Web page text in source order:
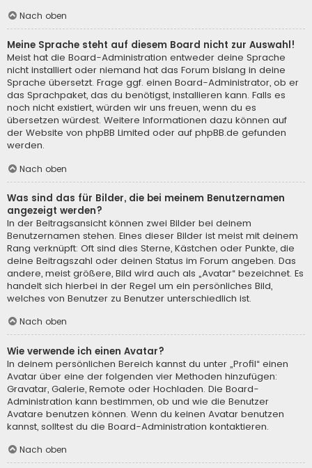
Nach oben
Meine Sprache steht auf diesem Board nicht zur Auswahl!
Meist hat die Board-Administration entweder deine Sprache
nicht installiert oder niemand hat das Forum bislang in deine
Sprache übersetzt. Frage ggf. einen Board-Administrator, ob er
das Sprachpaket, das du benötigst, installieren kann. Falls es
noch nicht existiert, würden wir uns freuen, wenn du es
übersetzen würdest. Weitere Informationen dazu können auf
der Website von phpBB Limited oder auf phpBB.de gefunden
werden.
Nach oben
Was sind das für Bilder, die bei meinem Benutzernamen
angezeigt werden?
In der Beitragsansicht können zwei Bilder bei deinem
Benutzernamen stehen. Eines dieser Bilder ist meist mit deinem
Rang verknüpft: Oft sind dies Sterne, Kästchen oder Punkte, die
deine Beitragszahl oder deinen Status im Forum angeben. Das
andere, meist größere, Bild wird auch als „Avatar“ bezeichnet. Es
handelt sich hierbei in der Regel um ein persönliches Bild,
welches von Benutzer zu Benutzer unterschiedlich ist.
Nach oben
Wie verwende ich einen Avatar?
In deinem persönlichen Bereich kannst du unter „Profil“ einen
Avatar über eine der folgenden vier Methoden hinzufügen:
Gravatar, Galerie, Remote oder Hochladen. Die Board-
Administration kann bestimmen, ob und wie die Benutzer
Avatare benutzen können. Wenn du keinen Avatar benutzen
kannst, solltest du die Board-Administration kontaktieren.
Nach oben